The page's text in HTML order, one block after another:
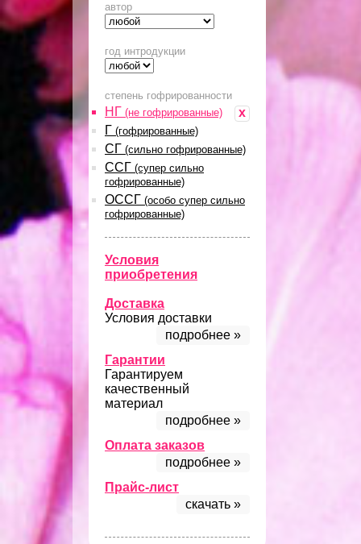
автор
год интродукции
степень гофрированности
x
НГ (не гофрированные)
Г (гофрированные)
СГ (сильно гофрированные)
ССГ (супер сильно
гофрированные)
ОССГ (особо супер сильно
гофрированные)
Условия
приобретения
Доставка
Условия доставки
подробнее »
Гарантии
Гарантируем
качественный
материал
подробнее »
Оплата заказов
подробнее »
Прайс-лист
скачать »